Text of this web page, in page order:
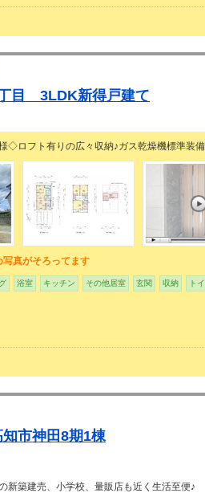
目 3LDK新得戸建て
◇ロフト有りの広々収納♪ガス乾燥機標準装
写真がそろってます
浴室 キッチン その他居室 玄関 収納 ト
市神田8期1棟
新築建売、小学校、量販店も近く生活至便♪